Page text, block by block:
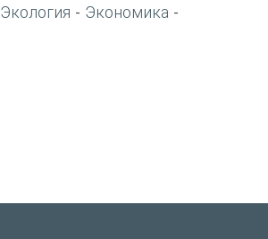
Экология - Экономика -